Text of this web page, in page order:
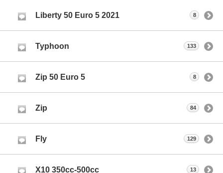
Liberty 50 Euro 5 2021 8
Typhoon 133
Zip 50 Euro 5 8
Zip 84
Fly 129
X10 350cc-500cc 13